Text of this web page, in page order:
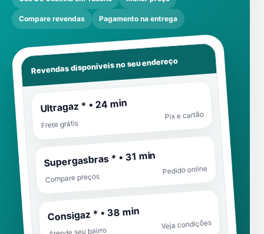
Compare revendas Pagamento na entrega
Revendas disponíveis no seu endereço
Ultragaz * • 24 min
Frete grátis
Pix e cartão
Supergasbras * • 31 min
Compare preços
Pedido online
Consigaz * • 38 min
Veja condições